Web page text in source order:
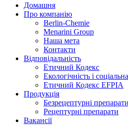
Домашня
Про компанію
Berlin-Chemie
Menarini Group
Наша мета
Контакти
Відповідальність
Етичний Кодекс
Екологічність і
Етичний Кодекс EFPIA
Продукція
Безрецептурні препарати
Рецептурні препарати
Вакансії